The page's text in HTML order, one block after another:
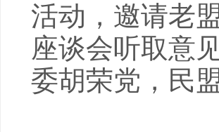
活动，邀请老
座谈会听取意
委胡荣党，民